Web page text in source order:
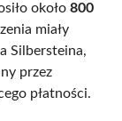
około 800
miały
Silbersteina,
przez
płatności.